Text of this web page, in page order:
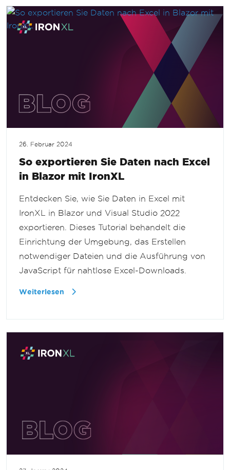
26. Februar 2024
So exportieren Sie Daten nach Excel
in Blazor mit IronXL
Entdecken Sie, wie Sie Daten in Excel mit
IronXL in Blazor und Visual Studio 2022
exportieren. Dieses Tutorial behandelt die
Einrichtung der Umgebung, das Erstellen
notwendiger Dateien und die Ausführung von
JavaScript für nahtlose Excel-Downloads.
Weiterlesen